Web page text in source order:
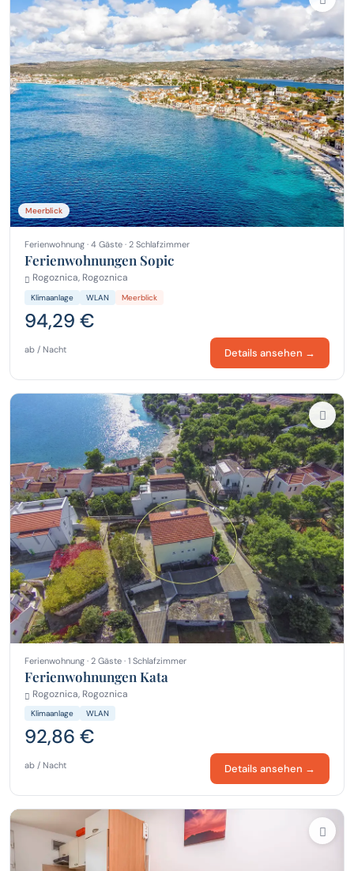
Meerblick
Ferienwohnung · 4 Gäste · 2 Schlafzimmer
Ferienwohnungen Sopic
Rogoznica, Rogoznica
Klimaanlage WLAN Meerblick
94,29 €
ab / Nacht Details ansehen →
Ferienwohnung · 2 Gäste · 1 Schlafzimmer
Ferienwohnungen Kata
Rogoznica, Rogoznica
Klimaanlage WLAN
92,86 €
ab / Nacht Details ansehen →